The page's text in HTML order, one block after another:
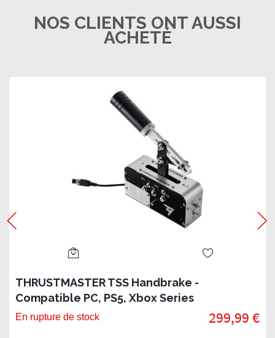
NOS CLIENTS ONT AUSSI
ACHETÉ
THRUSTMASTER TSS Handbrake -
Compatible PC, PS5, Xbox Series
En rupture de stock 299,99 €